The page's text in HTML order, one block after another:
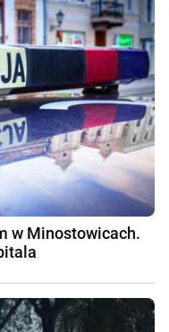
w Minostowicach.